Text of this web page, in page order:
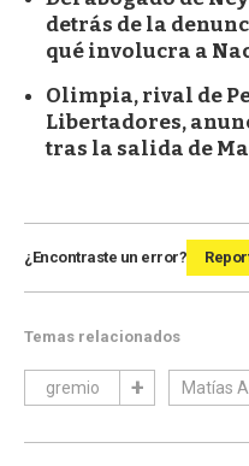
detrás de la
qué involucra a
Olimpia, rival de
Libertadores,
tras la salida de
¿Encontraste un error?
Temas relacionados
gremio Matías